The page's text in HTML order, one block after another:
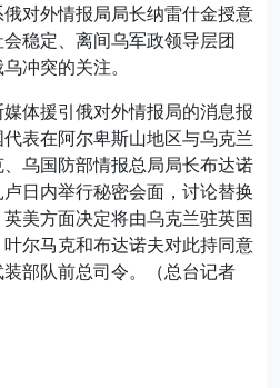
对外情报局局长纳雷什金授意
稳定、离间乌军政领导层团
冲突的关注。
体援引俄对外情报局的消息报
表在阿尔卑斯山地区与乌克兰
乌国防部情报总局局长布达诺
日内举行秘密会面，讨论替换
美方面决定将由乌克兰驻英国
尔马克和布达诺夫对此持同意
部队前总司令。（总台记者